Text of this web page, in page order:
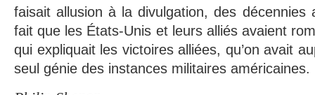
faisait allusion à la divulgation, des
fait que les États-Unis et leurs alliés avaient
qui expliquait les victoires alliées, qu’on avait
seul génie des instances militaires américaines.